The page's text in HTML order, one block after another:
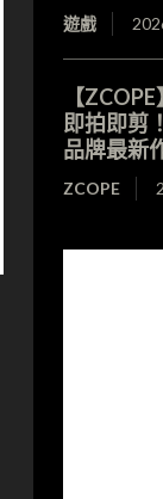
遊戲
【
即拍即剪
品牌最新
ZCOPE